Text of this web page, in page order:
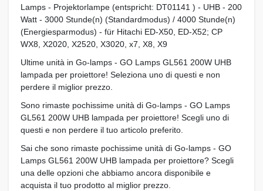
Lamps - Projektorlampe (entspricht: DT01141 ) - UHB - 200
Watt - 3000 Stunde(n) (Standardmodus) / 4000 Stunde(n)
(Energiesparmodus) - für Hitachi ED-X50, ED-X52; CP
WX8, X2020, X2520, X3020, x7, X8, X9
Ultime unità in Go-lamps - GO Lamps GL561 200W UHB
lampada per proiettore! Seleziona uno di questi e non
perdere il miglior prezzo.
Sono rimaste pochissime unità di Go-lamps - GO Lamps
GL561 200W UHB lampada per proiettore! Scegli uno di
questi e non perdere il tuo articolo preferito.
Sai che sono rimaste pochissime unità di Go-lamps - GO
Lamps GL561 200W UHB lampada per proiettore? Scegli
una delle opzioni che abbiamo ancora disponibile e
acquista il tuo prodotto al miglior prezzo.